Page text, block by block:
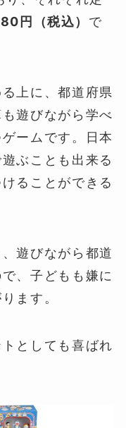
円（税込） で
上に、都道府県
遊びながら学べ
ームです。日本
ぶことも出来る
ることができる
遊びながら都道
、子どもも嫌に
ます。
としても喜ばれ